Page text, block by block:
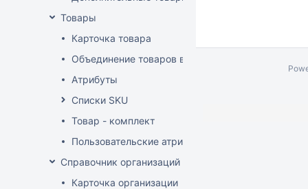
Товары
Карточка товара
Объединение товаров в один (Слияние товаров)
Атрибуты
Списки SKU
Товар - комплект
Пользовательские атрибуты
Справочник организаций
Карточка организации